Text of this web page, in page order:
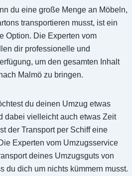
du eine große Menge an Möbeln,
transportieren musst, ist ein
Option. Die Experten vom
dir professionelle und
um den gesamten Inhalt
Malmö zu bringen.
du deinen Umzug etwas
dabei vielleicht auch etwas Zeit
der Transport per Schiff eine
Experten vom Umzugsservice
deines Umzugsguts von
du dich um nichts kümmern musst.